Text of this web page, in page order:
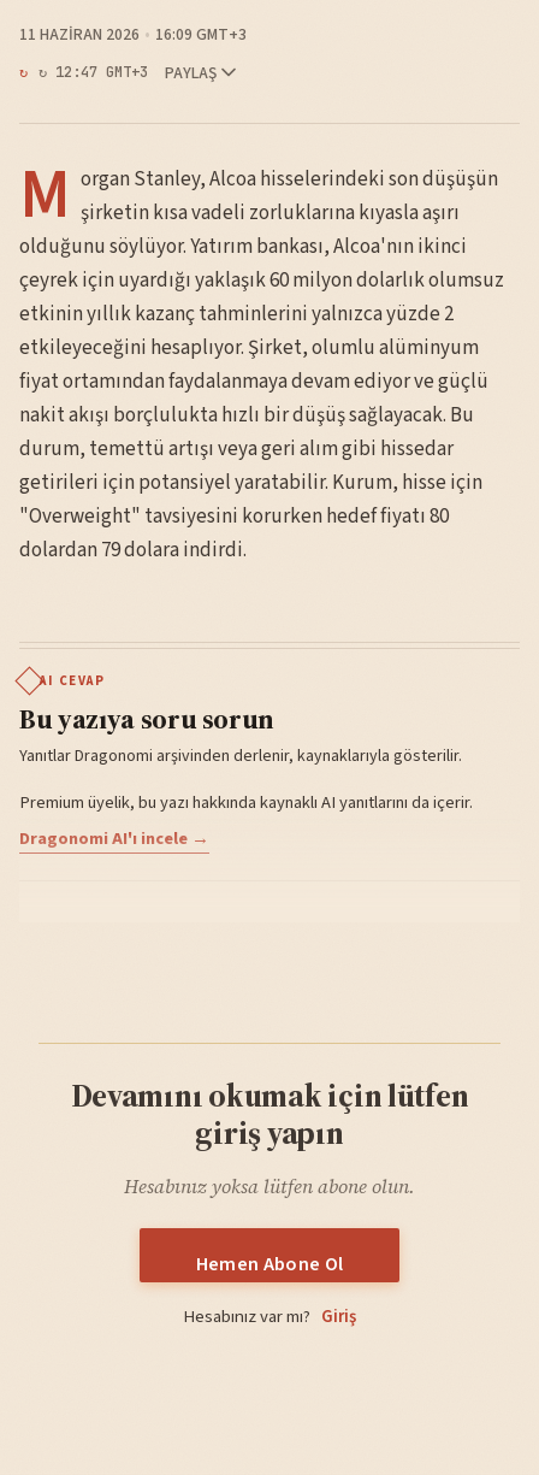
11 HAZIRAN 2026 16:09 GMT+3
↻ 12:47 GMT+3 PAYLAŞ
M organ Stanley, Alcoa hisselerindeki son düşüşün
şirketin kısa vadeli zorluklarına kıyasla aşırı
olduğunu söylüyor. Yatırım bankası, Alcoa'nın ikinci
çeyrek için uyardığı yaklaşık 60 milyon dolarlık olumsuz
etkinin yıllık kazanç tahminlerini yalnızca yüzde 2
etkileyeceğini hesaplıyor. Şirket, olumlu alüminyum
fiyat ortamından faydalanmaya devam ediyor ve güçlü
nakit akışı borçlulukta hızlı bir düşüş sağlayacak. Bu
durum, temettü artışı veya geri alım gibi hissedar
getirileri için potansiyel yaratabilir. Kurum, hisse için
"Overweight" tavsiyesini korurken hedef fiyatı 80
dolardan 79 dolara indirdi.
AI CEVAP
Bu yazıya soru sorun
Yanıtlar Dragonomi arşivinden derlenir, kaynaklarıyla gösterilir.
Premium üyelik, bu yazı hakkında kaynaklı AI yanıtlarını da içerir.
Dragonomi AI'ı incele →
Devamını okumak için lütfen
giriş yapın
Hesabınız yoksa lütfen abone olun.
Hemen Abone Ol
Hesabınız var mı? Giriş